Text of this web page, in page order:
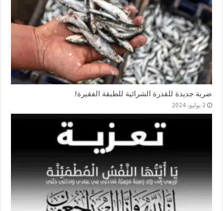
ضربة جديدة للقدرة الشرائية للطبقة الفقيرة!
2 يوليو، 2024